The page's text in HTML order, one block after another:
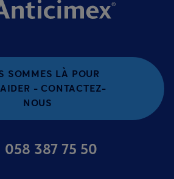
SOMMES LÀ POUR
- CONTACTEZ-
NOUS
058 387 75 50